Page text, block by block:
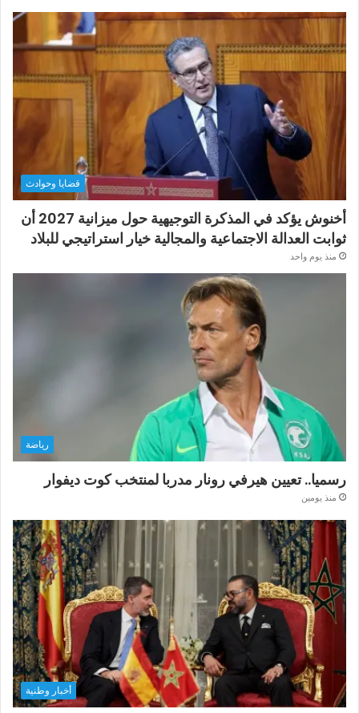
قضايا وحوادث
أخنوش يؤكد في المذكرة التوجيهية حول ميزانية 2027 أن
ثوابت العدالة الاجتماعية والمجالية خيار استراتيجي للبلاد
منذ يوم واحد
رياضة
رسميا.. تعيين هيرفي رونار مدربا لمنتخب كوت ديفوار
منذ يومين
أخبار وطنية